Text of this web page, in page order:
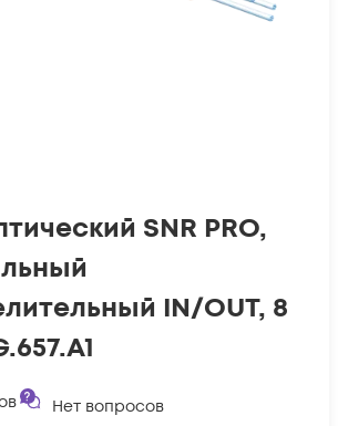
SNR PRO,
IN/OUT, 8
Нет вопросов